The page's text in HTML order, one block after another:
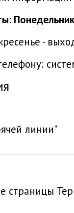
-
линии"
страницы